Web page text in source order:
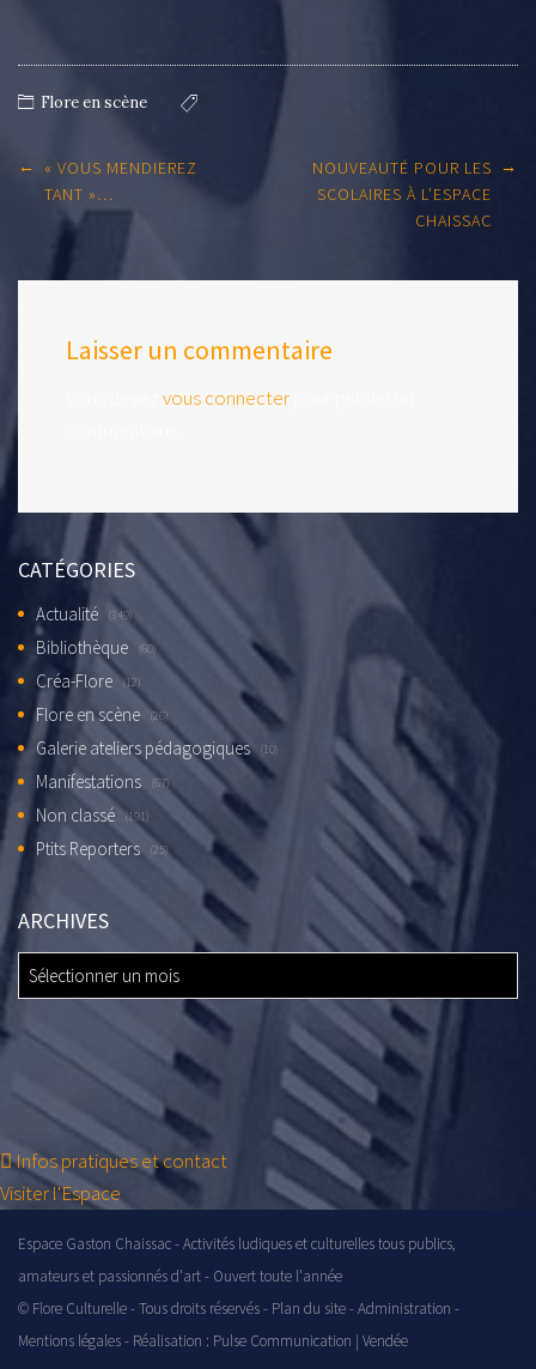
Flore en scène
Post
navigation
←
« VOUS MENDIEREZ
TANT »…
NOUVEAUTÉ POUR LES
SCOLAIRES À L’ESPACE
CHAISSAC
→
Laisser un commentaire
vous connecter
CATÉGORIES
Actualité (349)
Bibliothèque (60)
Créa-Flore (12)
Flore en scène (26)
Galerie ateliers pédagogiques (10)
Manifestations (67)
Non classé (191)
Ptits Reporters (25)
ARCHIVES
ARCHIVES
Infos pratiques et contact
Visiter l'Espace
Espace Gaston Chaissac - Activités ludiques et culturelles tous publics,
amateurs et passionnés d'art - Ouvert toute l'année
© Flore Culturelle - Tous droits réservés - Plan du site-Administration -
Mentions légales- Réalisation : Pulse Communication | Vendée